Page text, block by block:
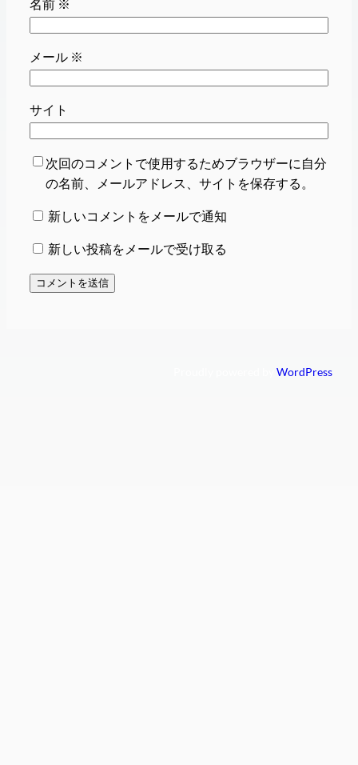
名前 ※
メール ※
サイト
次回のコメントで使用するためブラウザーに自分
の名前、メールアドレス、サイトを保存する。
新しいコメントをメールで通知
新しい投稿をメールで受け取る
WordPress